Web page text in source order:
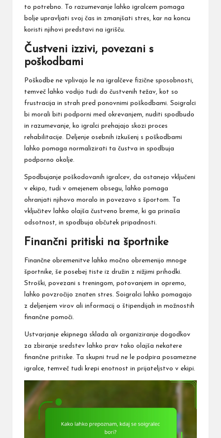
to potrebno. To razumevanje lahko igralcem pomaga
bolje upravljati svoj čas in zmanjšati stres, kar na koncu
koristi njihovi predstavi na igrišču.
Čustveni izzivi, povezani s
poškodbami
Poškodbe ne vplivajo le na igralčeve fizične sposobnosti,
temveč lahko vodijo tudi do čustvenih težav, kot so
frustracija in strah pred ponovnimi poškodbami. Soigralci
bi morali biti podporni med okrevanjem, nuditi spodbudo
in razumevanje, ko igralci prehajajo skozi proces
rehabilitacije. Deljenje osebnih izkušenj s poškodbami
lahko pomaga normalizirati ta čustva in spodbuja
podporno okolje.
Spodbujanje poškodovanih igralcev, da ostanejo vključeni
v ekipo, tudi v omejenem obsegu, lahko pomaga
ohranjati njihovo moralo in povezavo s športom. Ta
vključitev lahko olajša čustveno breme, ki ga prinaša
odsotnost, in spodbuja občutek pripadnosti.
Finančni pritiski na športnike
Finančne obremenitve lahko močno obremenijo mnoge
športnike, še posebej tiste iz družin z nižjimi prihodki.
Stroški, povezani s treningom, potovanjem in opremo,
lahko povzročijo znaten stres. Soigralci lahko pomagajo
z deljenjem virov ali informacij o štipendijah in možnostih
finančne pomoči.
Ustvarjanje ekipnega sklada ali organiziranje dogodkov
za zbiranje sredstev lahko prav tako olajša nekatere
finančne pritiske. Ta skupni trud ne le podpira posamezne
igralce, temveč tudi krepi enotnost in prijateljstvo v ekipi.